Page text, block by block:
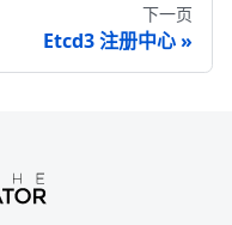
下一页
Etcd3 注册中心